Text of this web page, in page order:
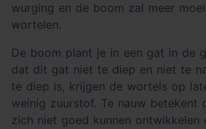
wurging en de boom zal meer
wortelen.
De boom plant je in een gat in de
dat dit gat niet te diep en niet te
te diep is, krijgen de wortels op
weinig zuurstof. Te nauw betekent
zich niet goed kunnen ontwikkelen